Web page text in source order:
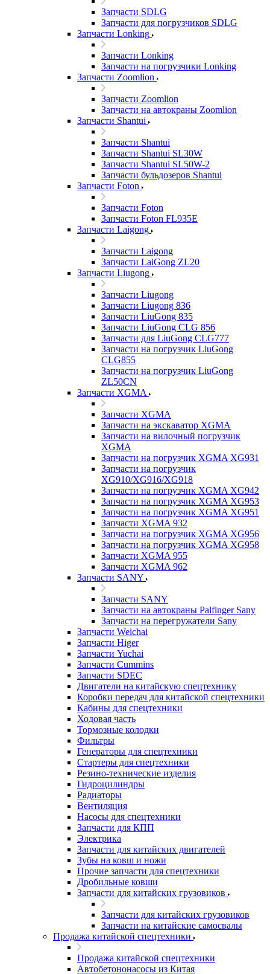
Запчасти SDLG
Запчасти для погрузчиков SDLG
Запчасти Lonking
Запчасти Lonking
Запчасти на погрузчики Lonking
Запчасти Zoomlion
Запчасти Zoomlion
Запчасти на автокраны Zoomlion
Запчасти Shantui
Запчасти Shantui
Запчасти Shantui SL30W
Запчасти Shantui SL50W-2
Запчасти бульдозеров Shantui
Запчасти Foton
Запчасти Foton
Запчасти Foton FL935E
Запчасти Laigong
Запчасти Laigong
Запчасти LaiGong ZL20
Запчасти Liugong
Запчасти Liugong
Запчасти Liugong 836
Запчасти LiuGong 835
Запчасти LiuGong CLG 856
Запчасти для LiuGong CLG777
Запчасти на погрузчик LiuGong
CLG855
Запчасти на погрузчик LiuGong
ZL50CN
Запчасти XGMA
Запчасти XGMA
Запчасти на экскаватор XGMA
Запчасти на вилочный погрузчик
XGMA
Запчасти на погрузчик XGMA XG931
Запчасти на погрузчик
XG910/XG916/XG918
Запчасти на погрузчик XGMA XG942
Запчасти на погрузчик XGMA XG953
Запчасти на погрузчик XGMA XG951
Запчасти XGMA 932
Запчасти на погрузчик XGMA XG956
Запчасти на погрузчик XGMA XG958
Запчасти XGMA 955
Запчасти XGMA 962
Запчасти SANY
Запчасти SANY
Запчасти на автокраны Palfinger Sany
Запчасти на перегружатели Sany
Запчасти Weichai
Запчасти Higer
Запчасти Yuchai
Запчасти Cummins
Запчасти SDEC
Двигатели на китайскую спецтехнику
Коробки передач для китайской спецтехники
Кабины для спецтехники
Ходовая часть
Тормозные колодки
Фильтры
Генераторы для спецтехники
Стартеры для спецтехники
Резино-технические изделия
Гидроцилиндры
Радиаторы
Вентиляция
Насосы для спецтехники
Запчасти для КПП
Электрика
Запчасти для китайских двигателей
Зубы на ковш и ножи
Прочие запчасти для спецтехники
Дробильные ковши
Запчасти для китайских грузовиков
Запчасти для китайских грузовиков
Запчасти на китайские самосвалы
Продажа китайской спецтехники
Продажа китайской спецтехники
Автобетононасосы из Китая